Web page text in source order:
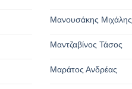
Μανουσάκης Μιχάλης
Μαντζαβίνος Τάσος
Μαράτος Ανδρέας